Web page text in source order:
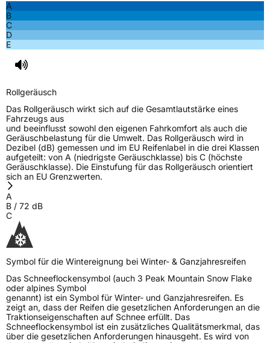
A
B
C
D
E
Rollgeräusch
Das Rollgeräusch wirkt sich auf die Gesamtlautstärke eines
Fahrzeugs aus
und beeinflusst sowohl den eigenen Fahrkomfort als auch die
Geräuschbelastung für die Umwelt. Das Rollgeräusch wird in
Dezibel (dB) gemessen und im EU Reifenlabel in die drei Klassen
aufgeteilt: von A (niedrigste Geräuschklasse) bis C (höchste
Geräuschklasse). Die Einstufung für das Rollgeräusch orientiert
sich an EU Grenzwerten.
A
B / 72 dB
C
Symbol für die Wintereignung bei Winter- & Ganzjahresreifen
Das Schneeflockensymbol (auch 3 Peak Mountain Snow Flake
oder alpines Symbol
genannt) ist ein Symbol für Winter- und Ganzjahresreifen. Es
zeigt an, dass der Reifen die gesetzlichen Anforderungen an die
Traktionseigenschaften auf Schnee erfüllt. Das
Schneeflockensymbol ist ein zusätzliches Qualitätsmerkmal, das
über die gesetzlichen Anforderungen hinausgeht. Es wird von